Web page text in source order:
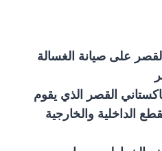
على صيانة الغسالة
القصر الذي يقوم
الداخلية والخارجية